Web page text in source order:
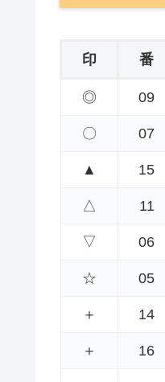
印 番
◎ 09
〇 07
▲ 15
△ 11
▽ 06
☆ 05
＋ 14
＋ 16